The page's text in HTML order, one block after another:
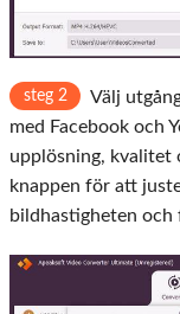
steg 2
Välj
med Facebook och
upplösning, kvalitet
knappen för att
bildhastigheten och